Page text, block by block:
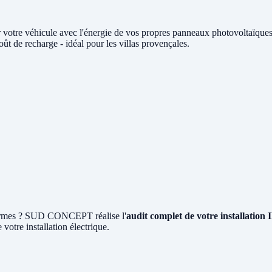
véhicule avec l'énergie de vos propres panneaux
de recharge - idéal pour les villas provençales.
? SUD CONCEPT réalise l'audit complet de votre installation
votre installation électrique.